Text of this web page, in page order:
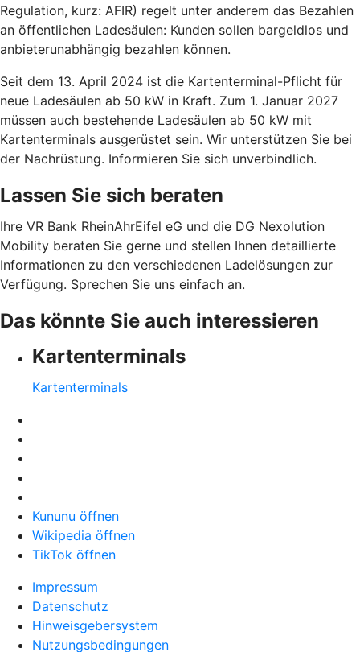
Regulation, kurz: AFIR) regelt unter anderem das Bezahlen
an öffentlichen Ladesäulen: Kunden sollen bargeldlos und
anbieterunabhängig bezahlen können.
Seit dem 13. April 2024 ist die Kartenterminal-Pflicht für
neue Ladesäulen ab 50 kW in Kraft. Zum 1. Januar 2027
müssen auch bestehende Ladesäulen ab 50 kW mit
Kartenterminals ausgerüstet sein. Wir unterstützen Sie bei
der Nachrüstung. Informieren Sie sich unverbindlich.
Lassen Sie sich beraten
Ihre VR Bank RheinAhrEifel eG und die DG Nexolution
Mobility beraten Sie gerne und stellen Ihnen detaillierte
Informationen zu den verschiedenen Ladelösungen zur
Verfügung. Sprechen Sie uns einfach an.
Das könnte Sie auch interessieren
Kartenterminals
Kartenterminals
Kununu öffnen
Wikipedia öffnen
TikTok öffnen
Impressum
Datenschutz
Hinweisgebersystem
Nutzungsbedingungen